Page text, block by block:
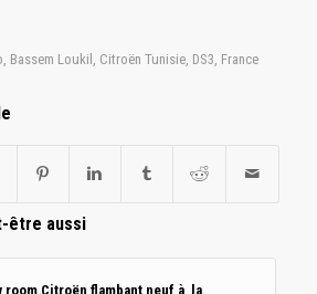
, Bassem Loukil , Citroën Tunisie, DS3, France
être aussi
room Citroën flambant neuf à la